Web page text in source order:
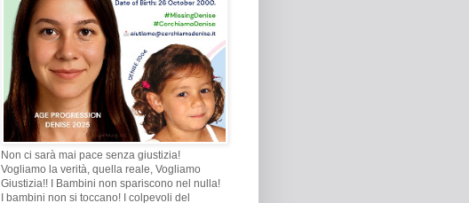
Non ci sarà mai pace senza giustizia!
Vogliamo la verità, quella reale, Vogliamo
Giustizia!! I Bambini non spariscono nel nulla!
I bambini non si toccano! I colpevoli del